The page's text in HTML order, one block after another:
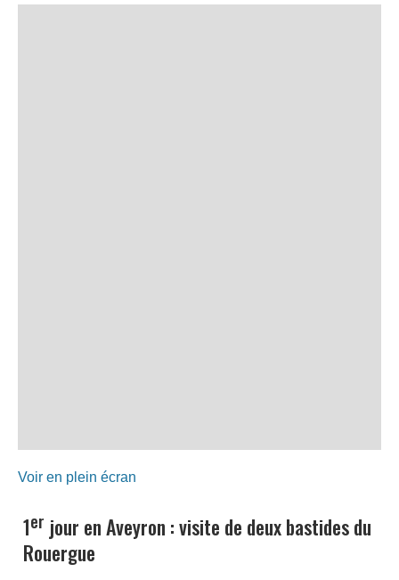
Voir en plein écran
1er jour en Aveyron : visite de deux bastides du
Rouergue